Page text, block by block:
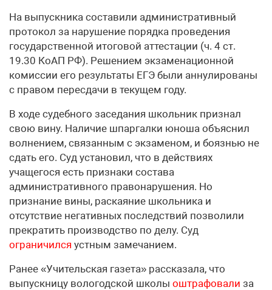
На выпускника составили административный
протокол за нарушение порядка проведения
государственной итоговой аттестации (ч. 4 ст.
19.30 КоАП РФ). Решением экзаменационной
комиссии его результаты ЕГЭ были аннулированы
с правом пересдачи в текущем году.
В ходе судебного заседания школьник признал
свою вину. Наличие шпаргалки юноша объяснил
волнением, связанным с экзаменом, и боязнью не
сдать его. Суд установил, что в действиях
учащегося есть признаки состава
административного правонарушения. Но
признание вины, раскаяние школьника и
отсутствие негативных последствий позволили
прекратить производство по делу. Суд
ограничился устным замечанием.
Ранее «Учительская газета» рассказала, что
выпускницу вологодской школы оштрафовали за